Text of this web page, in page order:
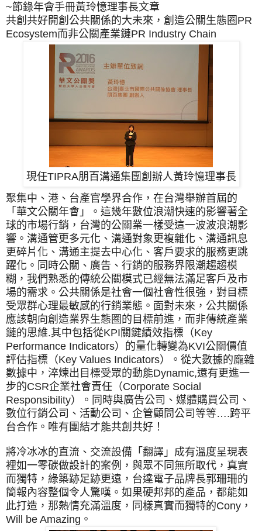
~節錄年會手冊黃玲憶理事長文章
共創共好開創公共關係的大未來，創造公關生態圈PR
Ecosystem而非公關產業鏈PR Industry Chain
現任TIPRA朋百溝通集團創辦人黃玲憶理事長
聚集中、港、台產官學界合作，在台灣舉辦首屆的
「華文公關年會」。這幾年數位浪潮快速的影響著全
球的市場行銷，台灣的公關業一樣受這一波波浪潮影
響。溝通管更多元化、溝通對象更複雜化、溝通訊息
更碎片化、溝通主提去中心化、客戶要求的服務更跳
躍化。同時公關、廣告、行銷的服務界限潮趨趨模
糊，我們熟悉的傳統公關模式已經無法滿足客戶及市
場的需求。 公共關係是社會一個社會性很強，對目標
受眾群心理最敏感的行銷業態。面對未來，公共關係
應該朝向創造業界生態圈的目標前進，而非傳統產業
鏈的思維.其中包括從KPI關鍵績效指標（Key
Performance Indicators）的量化轉變為KVI公關價值
評估指標（Key Values Indicators）。從大數據的龐雜
數據中，淬煉出目標受眾的動能Dynamic,還有更進一
步的CSR企業社會責任（Corporate Social
Responsibility）。同時與廣告公司、媒體購買公司、
數位行銷公司、活動公司、企管顧問公司等等….跨平
台合作。唯有團結才能共創共好！
將冷冰冰的直流、交流設備「翻譯」成有溫度呈現表
裡如一零碳做設計的案例，與眾不同無所取代，真實
而獨特，綠築跡足跡更遠，台達電子品牌長郭珊珊的
簡報內容整個令人驚嘆。如果硬邦邦的產品，都能如
此打造，那熱情充滿溫度，同樣真實而獨特的Cony，
Will be Amazing。